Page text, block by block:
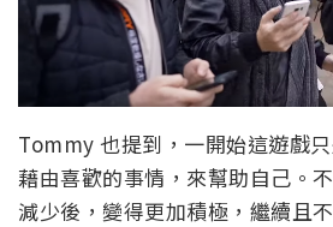
Tommy 也提到，一開始這遊戲
藉由喜歡的事情，來幫助自己。
減少後，變得更加積極，繼續且